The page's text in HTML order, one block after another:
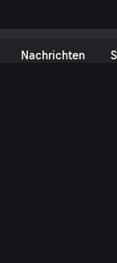
Nachrichten
On: